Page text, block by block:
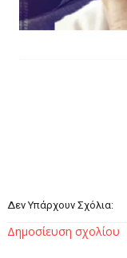
Δεν Υπάρχουν Σχόλια:
Δημοσίευση σχολίου